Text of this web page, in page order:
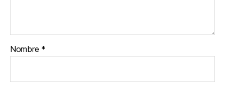
Nombre *